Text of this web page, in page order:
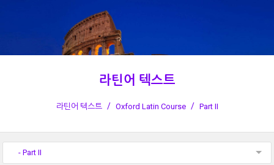
라틴어 텍스트
라틴어 텍스트 Oxford Latin Course Part II
- Part II